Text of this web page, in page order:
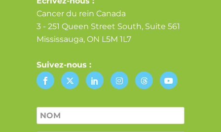
Cancer du rein Canada
3 - 251 Queen Street South, Suite 561
Mississauga, ON L5M 1L7
Suivez-nous :
Nom